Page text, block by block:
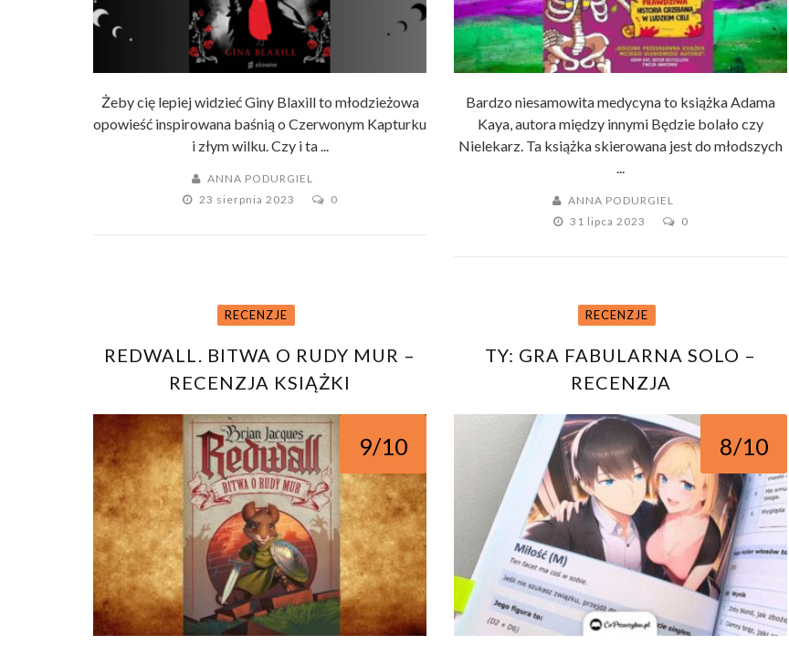
Żeby cię lepiej widzieć Giny Blaxill to młodzieżowa
opowieść inspirowana baśnią o Czerwonym Kapturku
i złym wilku. Czy i ta ...
ANNA PODURGIEL
23 sierpnia 2023
0
Bardzo niesamowita medycyna to książka Adama
Kaya, autora między innymi Będzie bolało czy
Nielekarz. Ta książka skierowana jest do młodszych
ANNA PODURGIEL
31 lipca 2023
0
RECENZJE
REDWALL. BITWA O RUDY MUR –
RECENZJA KSIĄŻKI
9/10
RECENZJE
TY: GRA FABULARNA SOLO –
RECENZJA
8/10